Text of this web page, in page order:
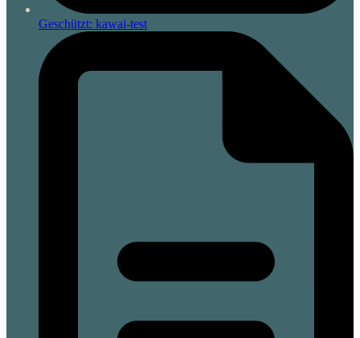
Geschützt: kawai-test